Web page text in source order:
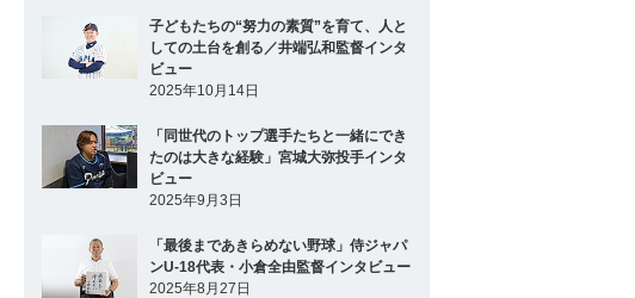
子どもたちの“努力の素質”を育て、人と
しての土台を創る／井端弘和監督インタ
ビュー
2025年10月14日
「同世代のトップ選手たちと一緒にでき
たのは大きな経験」宮城大弥投手インタ
ビュー
2025年9月3日
「最後まであきらめない野球」侍ジャパ
ンU-18代表・小倉全由監督インタビュー
2025年8月27日